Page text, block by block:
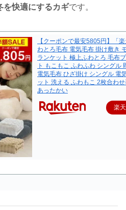
を快適にするカギです。
【クーポンで最安5805円】「
わとろ毛布 電気毛布 掛け敷き
ランケット 極上ふわとろ 毛布
ト もこもこ ふわふわ シングル
電気毛布 ひざ掛け シングル 電
ット 洗える ふわもこ 2枚合わ
あったかい
楽